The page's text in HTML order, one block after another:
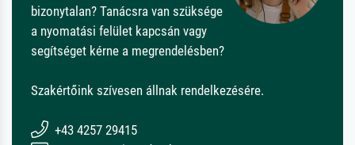
bizonytalan? Tanácsra van szüksége
a nyomatási felület kapcsán vagy
segítséget kérne a megrendelésben?
Szakértőink szívesen állnak rendelkezésére.
+43 4257 29415